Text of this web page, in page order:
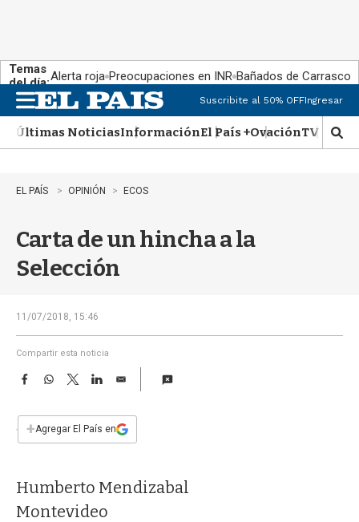
Temas
del día:Alerta roja Preocupaciones en INR Bañados de Carrasco
n
u
Suscribite al 50% OFFIngresar
Últimas NoticiasInformaciónEl País +OvaciónTV Show
M
o
e
EL PAÍS OPINIÓN ECOS
Carta de un hincha a la
Selección
11/07/2018, 15:46
Compartir esta noticia
F
e
b
k
W
s
p
T
w
t
L
n
E
i
l
+Agregar El País en
Humberto Mendizabal
Montevideo